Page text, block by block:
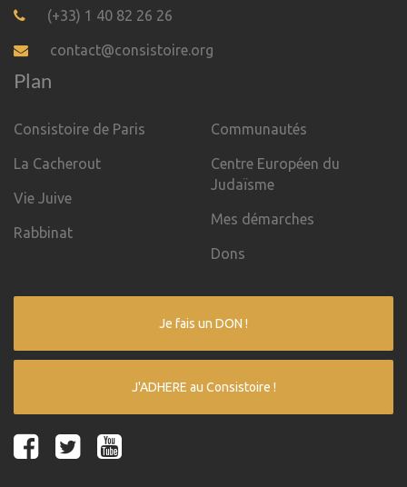
(+33) 1 40 82 26 26
contact@consistoire.org
Plan
Consistoire de Paris
La Cacherout
Vie Juive
Rabbinat
Communautés
Centre Européen du
Judaïsme
Mes démarches
Dons
Je fais un DON !
J'ADHERE au Consistoire !